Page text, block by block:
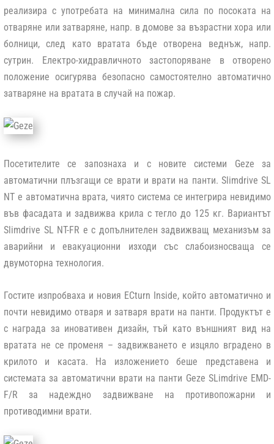
реализира с употребата на минимална сила по посоката на
отваряне или затваряне, напр. в домове за възрастни хора или
болници, след като вратата бъде отворена веднъж, напр.
сутрин. Електро-хидравличното застопоряване в отворено
положение осигурява безопасно самостоятелно автоматично
затваряне на вратата в случай на пожар.
Посетителите се запознаха и с новитесистеми Geze за
автоматични плъзгащи се врати и врати на панти. Slimdrive SL
NT е автоматична врата, чиято система се интегрира невидимо
във фасадата и задвижва крила с тегло до 125 кг. Вариантът
Slimdrive SL NT-FR е с допълнителен задвижващ механизъм за
аварийни и евакуационни изходи със слабоизносваща се
двумоторна технология.
Гостите изпробваха и новия ECturn Inside, който автоматично и
почти невидимо отваря и затваря врати на панти. Продуктът е
с награда за иновативен дизайн, тъй като външният вид на
вратата не се променя – задвижването е изцяло вградено в
крилото и касата. На изложението беше представена и
системата за автоматични врати на панти Geze SLimdrive EMD-
F/Rза надеждно задвижване на противопожарни и
противодимни врати.